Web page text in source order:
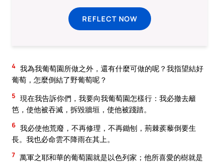
REFLECT NOW
4 我為我葡萄園所做之外，還有什麼可做的呢？我指望結好
葡萄，怎麼倒結了野葡萄呢？
5 現在我告訴你們，我要向我葡萄園怎樣行：我必撤去籬
笆，使他被吞滅，拆毀牆垣，使他被踐踏。
6 我必使他荒廢，不再修理，不再鋤刨，荊棘蒺藜倒要生
長。我也必命雲不降雨在其上。
7 萬軍之耶和華的葡萄園就是以色列家；他所喜愛的樹就是